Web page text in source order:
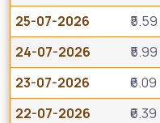
25-07-2026
₹5.59
24-07-2026
₹5.99
23-07-2026
₹6.09
22-07-2026
₹6.39